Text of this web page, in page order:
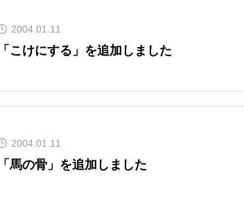
2004.01.11
「こけにする」を追加しました
2004.01.11
「馬の骨」を追加しました